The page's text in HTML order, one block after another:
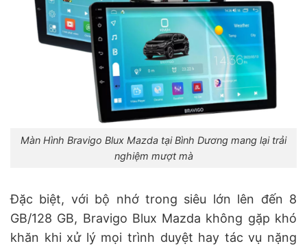
Màn Hình Bravigo Blux Mazda tại Bình Dương mang lại trải
nghiệm mượt mà
Đặc biệt, với bộ nhớ trong siêu lớn lên đến 8
GB/128 GB, Bravigo Blux Mazda không gặp khó
khăn khi xử lý mọi trình duyệt hay tác vụ nặng